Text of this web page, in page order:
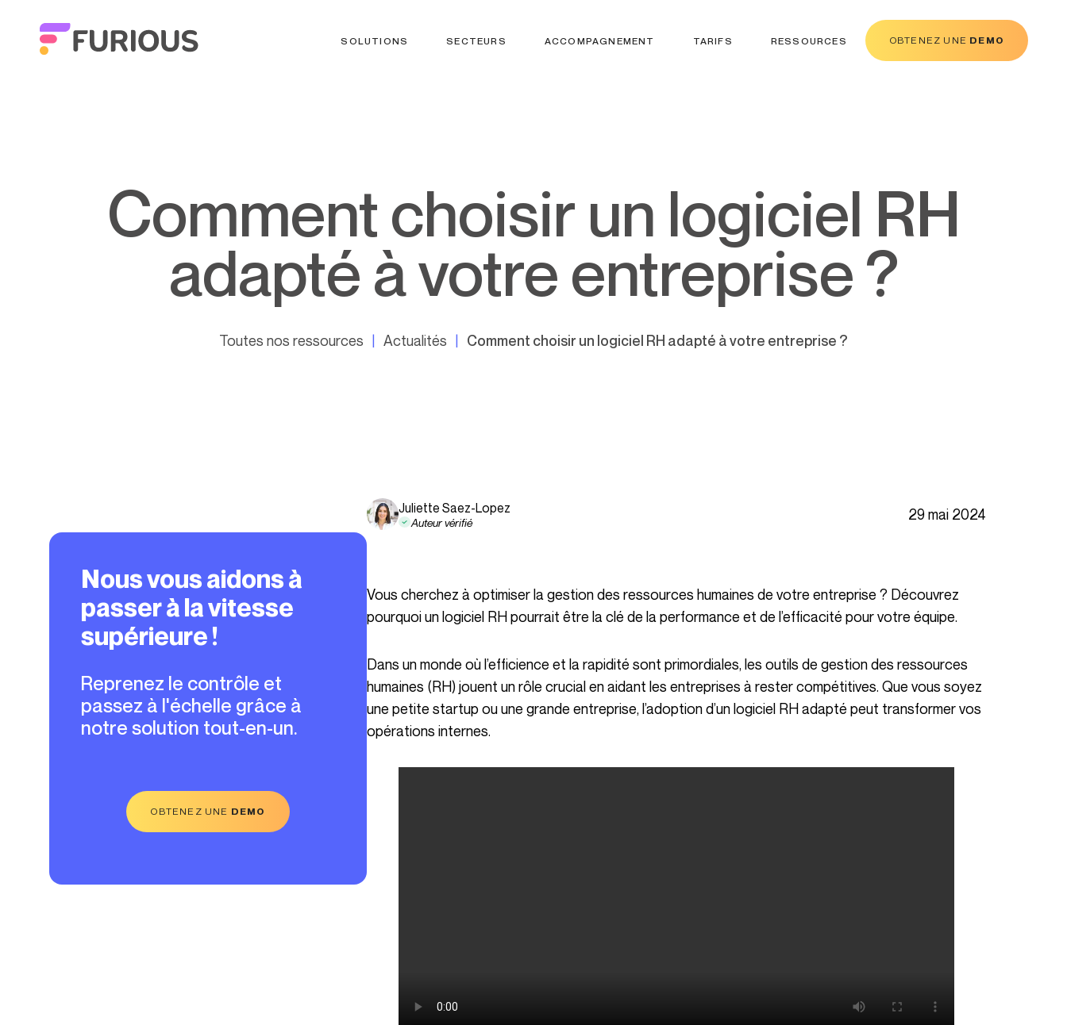
SOLUTIONS SECTEURS ACCOMPAGNEMENT TARIFS RESSOURCES OBTENEZ UNE DEMO
Comment choisir un logiciel RH
adapté à votre entreprise ?
Toutes nos ressources Actualités Comment choisir un logiciel RH adapté à votre entreprise ?
Nous vous aidons à
passer à la vitesse
supérieure !
Reprenez le contrôle et
passez à l'échelle grâce à
notre solution tout-en-un.
OBTENEZ UNE DEMO
Juliette Saez-Lopez
Auteur vérifié 29 mai 2024
Vous cherchez à optimiser la gestion des ressources humaines de votre entreprise ? Découvrez
pourquoi un logiciel RH pourrait être la clé de la performance et de l’efficacité pour votre équipe.
Dans un monde où l’efficience et la rapidité sont primordiales, les outils de gestion des ressources
humaines (RH) jouent un rôle crucial en aidant les entreprises à rester compétitives. Que vous soyez
une petite startup ou une grande entreprise, l’adoption d’un logiciel RH adapté peut transformer vos
opérations internes.